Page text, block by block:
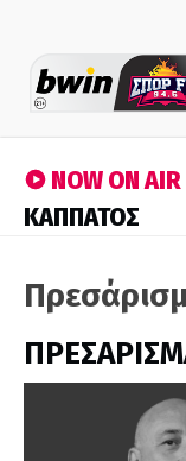
NOW ON AIR
ΚΑΠΠΑΤΟΣ